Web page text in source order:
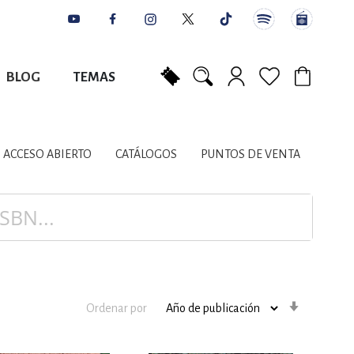
BLOG TEMAS
LITERARIOS
PLANIFICACIÓN
ACCESO ABIERTO CATÁLOGOS PUNTOS DE VENTA
Ordenar por